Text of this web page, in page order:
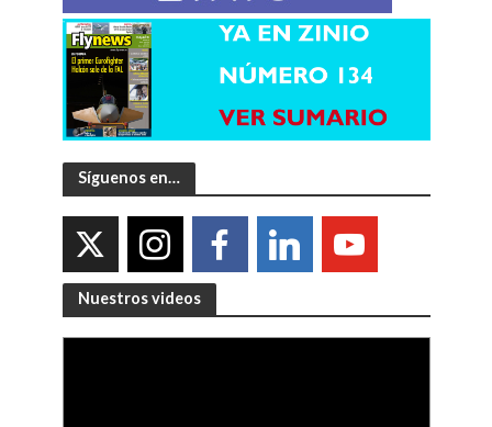
Síguenos en…
Nuestros videos